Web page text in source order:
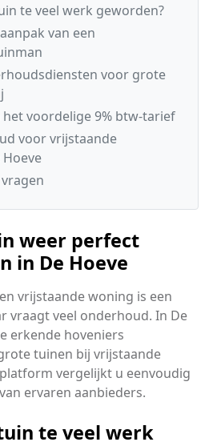
te veel werk geworden?
van een
voor grote
voordelige 9% btw-tarief
voor vrijstaande
weer perfect
in De Hoeve
vrijstaande woning is een
vraagt veel onderhoud. In De
erkende hoveniers
tuinen bij vrijstaande
vergelijkt u eenvoudig
ervaren aanbieders.
te veel werk